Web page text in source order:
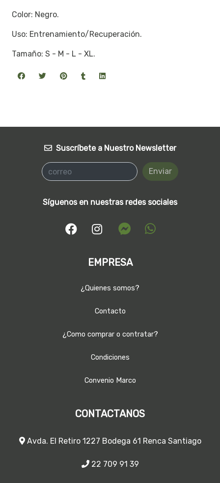
Color: Negro.
Uso: Entrenamiento/Recuperación.
Tamaño: S - M - L - XL.
Suscríbete a Nuestro Newsletter
Enviar
Síguenos en nuestras redes sociales
EMPRESA
¿Quienes somos?
Contacto
¿Como comprar o contratar?
Condiciones
Convenio Marco
CONTACTANOS
Avda. El Retiro 1227 Bodega 61 Renca Santiago
22 709 91 39